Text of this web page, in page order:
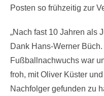
Posten so frühzeitig zur
„Nach fast 10 Jahren als
Dank Hans-Werner
Fußballnachwuchs war
froh, mit Oliver Küster
Nachfolger gefunden zu